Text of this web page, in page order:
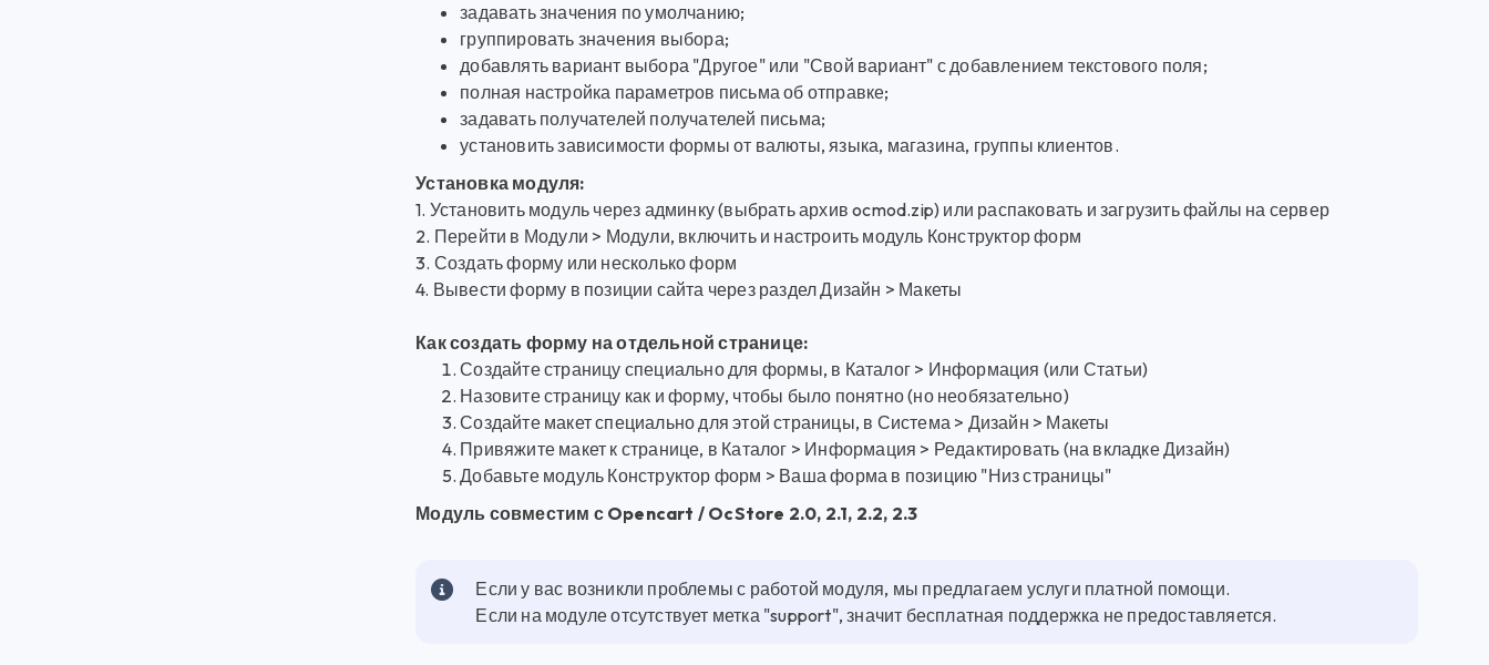
задавать значения по умолчанию;
группировать значения выбора;
добавлять вариант выбора "Другое" или "Свой вариант" с добавлением текстового поля;
полная настройка параметров письма об отправке;
задавать получателей получателей письма;
установить зависимости формы от валюты, языка, магазина, группы клиентов.
Установка модуля:
1. Установить модуль через админку (выбрать архив ocmod.zip) или распаковать и загрузить файлы на сервер
2. Перейти в Модули > Модули, включить и настроить модуль Конструктор форм
3. Создать форму или несколько форм
4. Вывести форму в позиции сайта через раздел Дизайн > Макеты
Как создать форму на отдельной странице:
Создайте страницу специально для формы, в Каталог > Информация (или Статьи)
Назовите страницу как и форму, чтобы было понятно (но необязательно)
Создайте макет специально для этой страницы, в Система > Дизайн > Макеты
Привяжите макет к странице, в Каталог > Информация > Редактировать (на вкладке Дизайн)
Добавьте модуль Конструктор форм > Ваша форма в позицию "Низ страницы"
Модуль совместим с Opencart / OcStore 2.0, 2.1, 2.2, 2.3
Если у вас возникли проблемы с работой модуля, мы предлагаем услуги платной помощи.
Если на модуле отсутствует метка "support", значит бесплатная поддержка не предоставляется.